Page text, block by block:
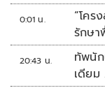
0:01 น.
“โครงส
รักษ
20:43 น.
ทัพนั
เดียม